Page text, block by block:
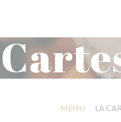
MENU LA